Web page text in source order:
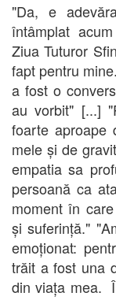
"Da, e
întâmplat
Ziua Tuturor
fapt pentru
a fost o
au vorbit" [...]
foarte aproape
mele și de
empatia sa
persoană ca
moment în
și suferință."
emoționat:
trăit a fost una
din viața mea.